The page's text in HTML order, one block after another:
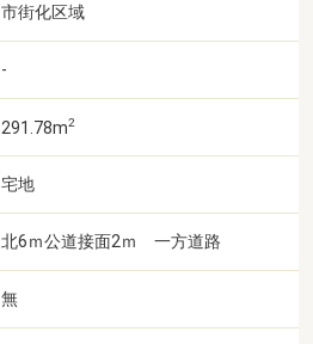
市街化区域
-
291.78m2
宅地
北6ｍ公道接面2ｍ 一方道路
無